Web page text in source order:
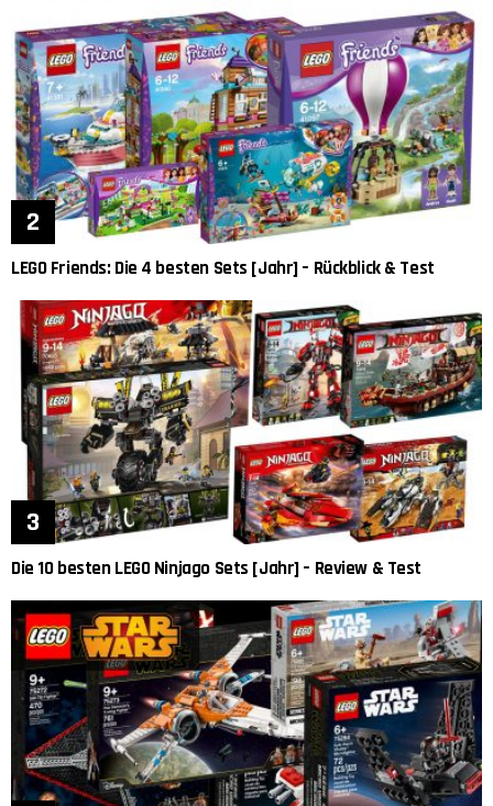
LEGO Friends: Die 4 besten Sets [Jahr] – Rückblick & Test
Die 10 besten LEGO Ninjago Sets [Jahr] – Review & Test